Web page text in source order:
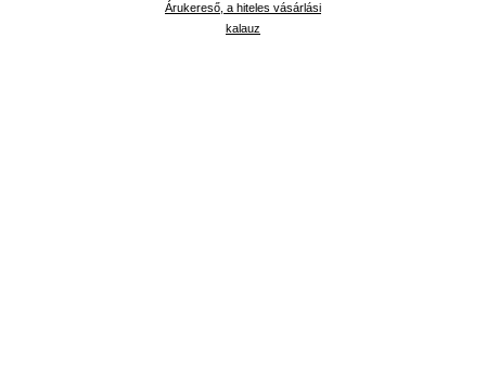
Árukereső, a hiteles vásárlási
kalauz